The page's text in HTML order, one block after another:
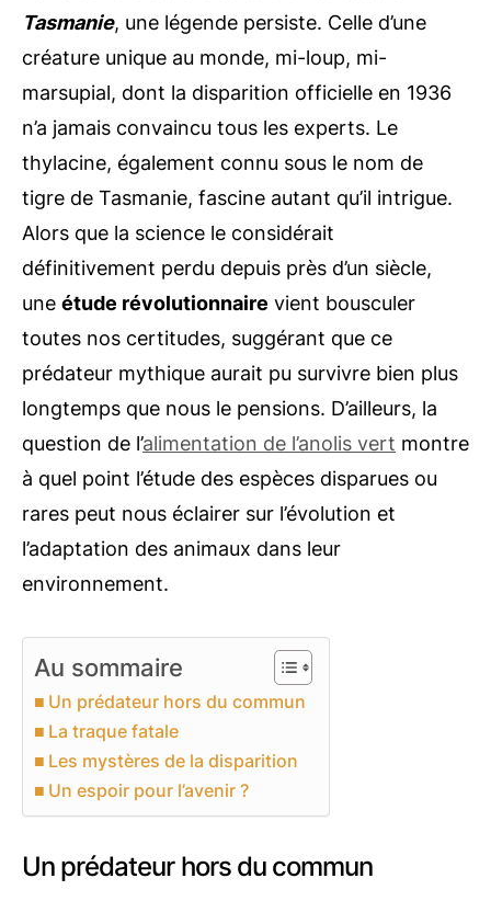
Tasmanie, une légende persiste. Celle d’une
créature unique au monde, mi-loup, mi-
marsupial, dont la disparition officielle en 1936
n’a jamais convaincu tous les experts. Le
thylacine, également connu sous le nom de
tigre de Tasmanie, fascine autant qu’il intrigue.
Alors que la science le considérait
définitivement perdu depuis près d’un siècle,
une étude révolutionnaire vient bousculer
toutes nos certitudes, suggérant que ce
prédateur mythique aurait pu survivre bien plus
longtemps que nous le pensions. D’ailleurs, la
question de l’alimentation de l’anolis vert montre
à quel point l’étude des espèces disparues ou
rares peut nous éclairer sur l’évolution et
l’adaptation des animaux dans leur
environnement.
Au sommaire
Un prédateur hors du commun
La traque fatale
Les mystères de la disparition
Un espoir pour l’avenir ?
Un prédateur hors du commun